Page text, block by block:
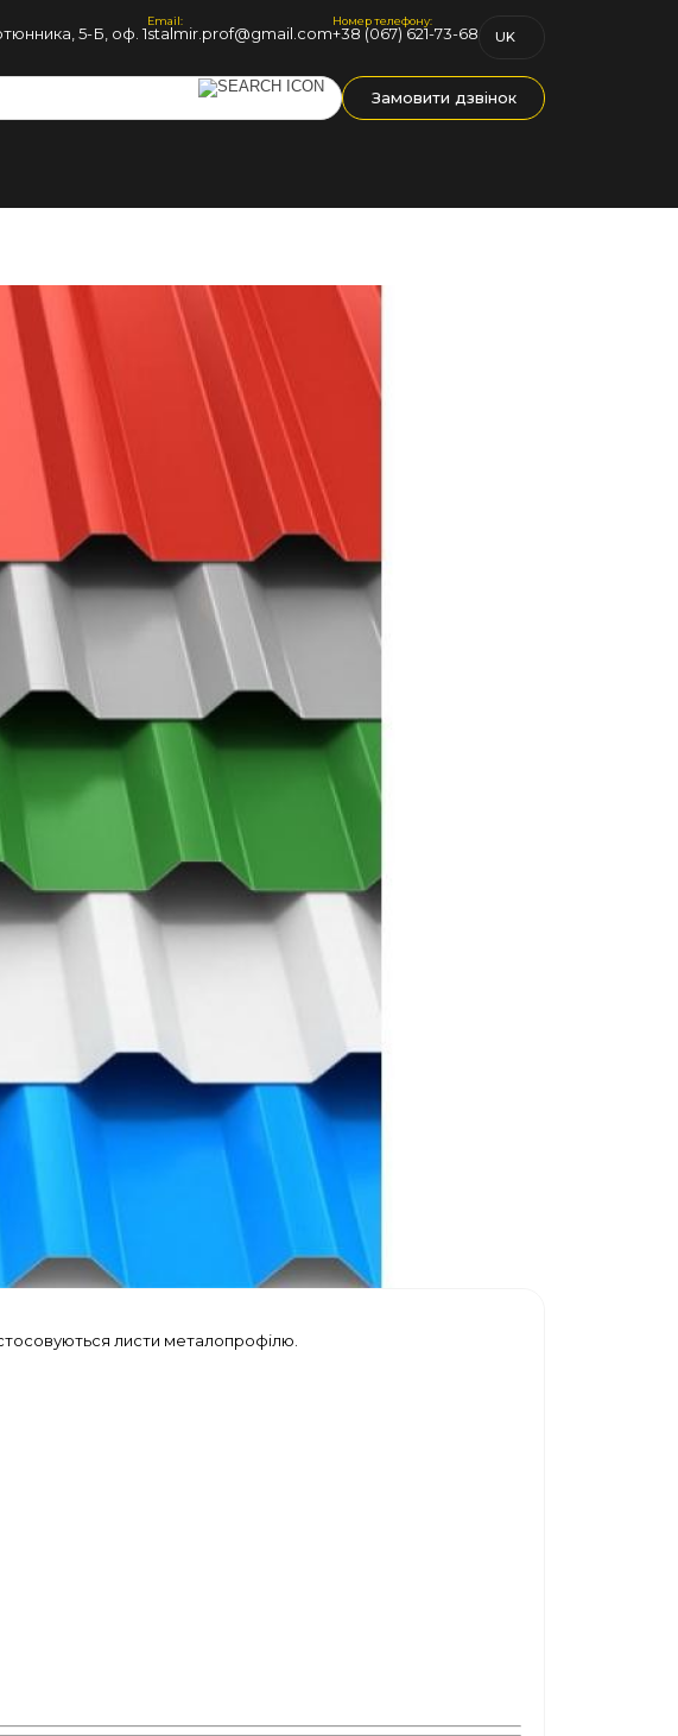
5-Б, оф. 1
Email:
stalmir.prof@gmail.com
Номер телефону:
+38 (067) 621-73-68
UK
Замовити дзвінок
листи металопрофілю.